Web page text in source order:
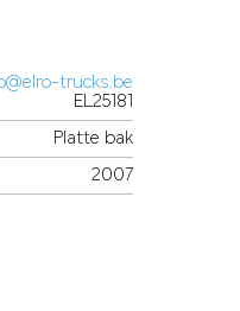
trucks.be
EL25181
Platte bak
2007